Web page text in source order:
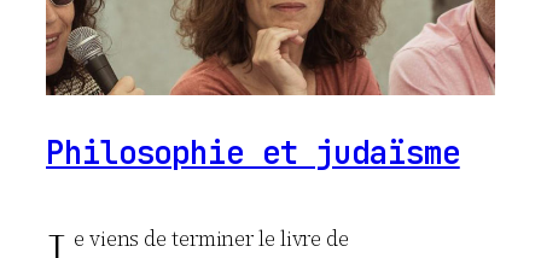
Philosophie et judaïsme
e viens de terminer le livre de